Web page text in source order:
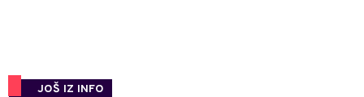
JOŠ IZ INFO